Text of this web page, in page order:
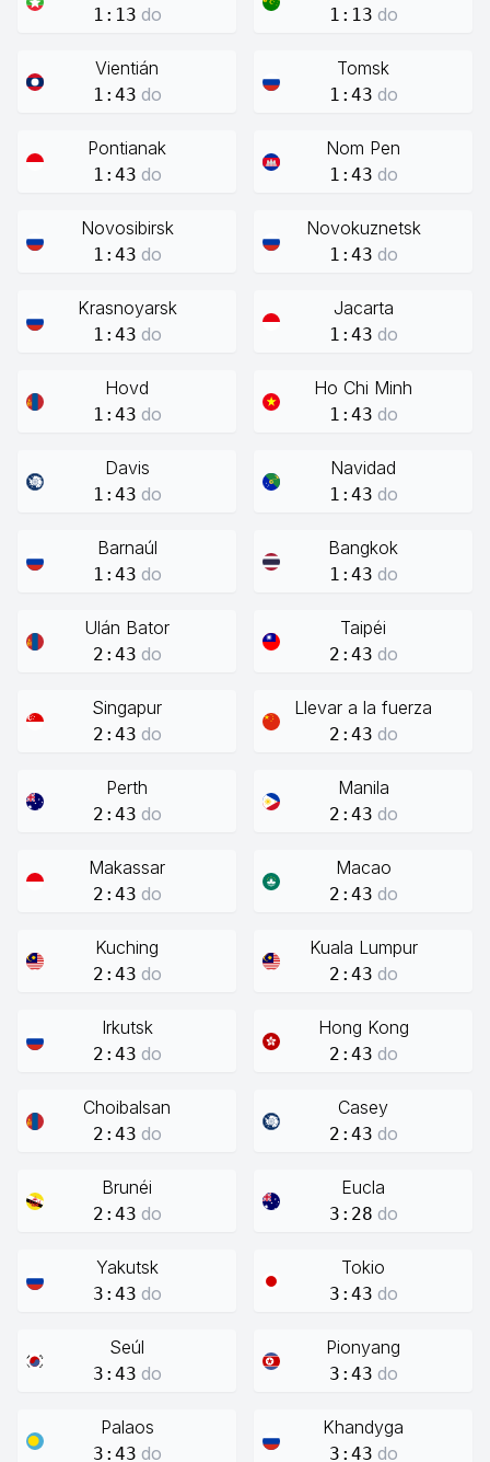
1:13 do 1:13 do
Vientián
1:43 do
Tomsk
1:43 do
Pontianak
1:43 do
Nom Pen
1:43 do
Novosibirsk
1:43 do
Novokuznetsk
1:43 do
Krasnoyarsk
1:43 do
Jacarta
1:43 do
Hovd
1:43 do
Ho Chi Minh
1:43 do
Davis
1:43 do
Navidad
1:43 do
Barnaúl
1:43 do
Bangkok
1:43 do
Ulán Bator
2:43 do
Taipéi
2:43 do
Singapur
2:43 do
Llevar a la fuerza
2:43 do
Perth
2:43 do
Manila
2:43 do
Makassar
2:43 do
Macao
2:43 do
Kuching
2:43 do
Kuala Lumpur
2:43 do
Irkutsk
2:43 do
Hong Kong
2:43 do
Choibalsan
2:43 do
Casey
2:43 do
Brunéi
2:43 do
Eucla
3:28 do
Yakutsk
3:43 do
Tokio
3:43 do
Seúl
3:43 do
Pionyang
3:43 do
Palaos
3:43 do
Khandyga
3:43 do